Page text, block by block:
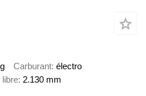
Carburant électro
libre 2.130 mm